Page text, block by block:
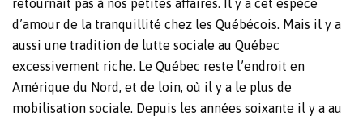
retournait pas à nos petites affaires. Il y a cet espèce
d’amour de la tranquillité chez les Québécois. Mais il y a
aussi une tradition de lutte sociale au Québec
excessivement riche. Le Québec reste l’endroit en
Amérique du Nord, et de loin, où il y a le plus de
mobilisation sociale. Depuis les années soixante il y a au